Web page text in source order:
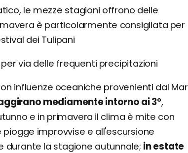
le mezze stagioni offrono delle
è particolarmente consigliata per
dei Tulipani
via delle frequenti precipitazioni
influenze oceaniche provenienti dal Mar
mediamente intorno ai 3°,
e in primavera il clima è mite con
improvvise e all'escursione
la stagione autunnale; in estate